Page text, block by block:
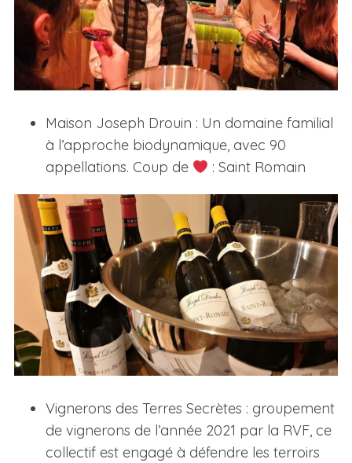
Maison Joseph Drouin : Un domaine familial
à l’approche biodynamique, avec 90
appellations. Coup de
: Saint Romain
Vignerons des Terres Secrètes : groupement
de vignerons de l’année 2021 par la RVF, ce
collectif est engagé à défendre les terroirs